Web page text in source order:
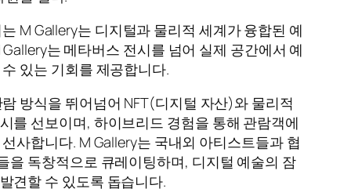
M Gallery는 디지털과 물리적 세계가 융합된 예
는 메타버스 전시를 넘어 실제 공간에서 예
있는 기회를 제공합니다.
방식을 뛰어넘어 NFT(디지털 자산)와 물리적
를 선보이며, 하이브리드 경험을 통해 관람객에
사합니다. M Gallery는 국내외 아티스트들과 협
을 독창적으로 큐레이팅하며, 디지털 예술의 잠
견할 수 있도록 돕습니다.